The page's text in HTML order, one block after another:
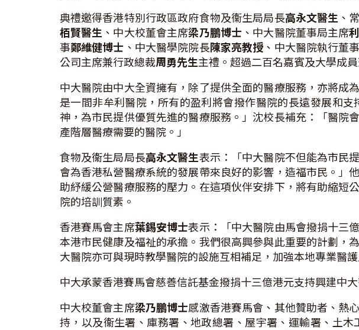
典禮邀得香港特別行政區政府食物及衞生局局長高永文醫生 、
栢賢醫生 、中大校董會主席梁乃鵬博士 、中大醫院董事局主席
事鄭維健博士 、中大醫學院院長陳家亮教授 、中大醫院執行董事
公司主席兼行政總裁周勇先生主禮。超過二百名嘉賓及大學成
中大醫院由中大全資擁有，除了提供全面的醫療服務，亦將成
是一間非牟利醫院，所有的盈利將會撥作醫院的長遠發展和
神，為市民提供優質先進的醫療服務。」沈校長補充：「醫院
產階層醫療需要的醫院。」
食物及衞生局局長高永文醫生表示：「中大醫院不但能為市民
會為香港私營醫療系統的發展帶來良好的影響，造福市民。」
助紓緩公營醫療服務的壓力。在這項伙伴安排下，將有助縮短
院的培訓質素。
香港賽馬會主席葉錫安博士表示：「中大醫院由馬會撥捐十三
本港市民健康及福祉的承擔。我們很高興參與此重要的計劃，
大醫院亦可與現時教學醫院的設施互相補足，加強本地專業醫護
中大承蒙香港賽馬會慈善信託基金撥捐十三億港元支持興建中
中大校董會主席梁乃鵬博士感激香港賽馬會、其他贊助者、熱
持，以及衞生署、庫務署、地政總署、屋宇署、運輸署、土